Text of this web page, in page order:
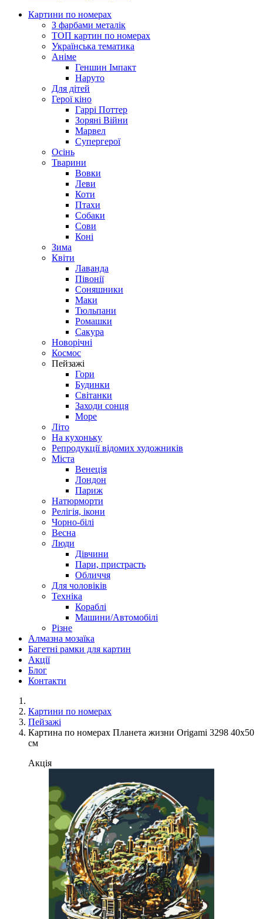
Картини по номерах
З фарбами металік
ТОП картин по номерах
Українська тематика
Аніме
Геншин Імпакт
Наруто
Для дітей
Герої кіно
Гаррі Поттер
Зоряні Війни
Марвел
Супергерої
Осінь
Тварини
Вовки
Леви
Коти
Птахи
Собаки
Сови
Коні
Зима
Квіти
Лаванда
Півонії
Соняшники
Маки
Тюльпани
Ромашки
Сакура
Новорічні
Космос
Пейзажі
Гори
Будинки
Світанки
Заходи сонця
Море
Літо
На кухоньку
Репродукції відомих художників
Міста
Венеція
Лондон
Париж
Натюрморти
Релігія, ікони
Чорно-білі
Весна
Люди
Дівчини
Пари, пристрасть
Обличчя
Для чоловіків
Техніка
Кораблі
Машини/Автомобілі
Різне
Алмазна мозаїка
Багетні рамки для картин
Акції
Блог
Контакти
Картини по номерах
Пейзажі
Картина по номерах Планета жизни Origami 3298 40x50
см
Акція